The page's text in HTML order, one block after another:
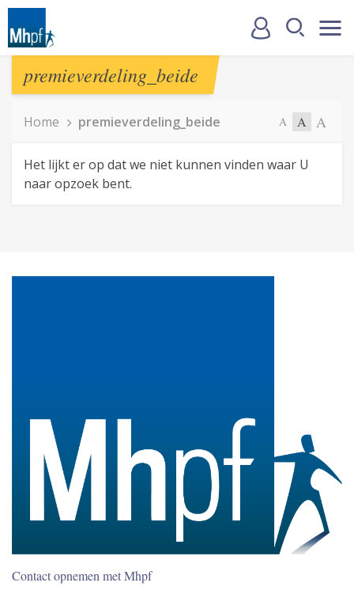
premieverdeling_beide
Home premieverdeling_beide A A A
Het lijkt er op dat we niet kunnen vinden waar U
naar opzoek bent.
Contact opnemen met Mhpf